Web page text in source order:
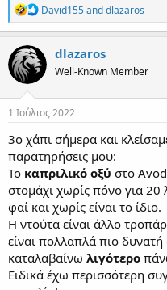
R
e
a
c
t
i
n
s
David155anddlazaros
dlazaros
Well-Known Member
1 Ιούλιος 2022
3ο χάπι σήμερα και
παρατηρήσεις μου:
Το καπριλικό οξύ στο
στομάχι χωρίς πόνο για
φαί και χωρίς είναι το ίδιο.
Η ντούτα είναι άλλο
είναι πολλαπλά πιο
καταλαβαίνω λιγότερο
Ειδικά έχω περισσότερη